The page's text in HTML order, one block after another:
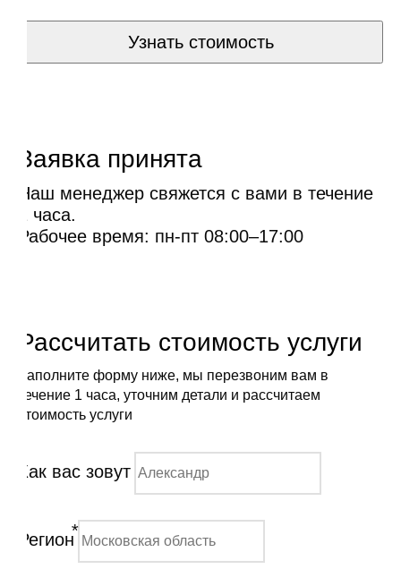
Узнать стоимость
Заявка принята
Наш менеджер свяжется с вами в течение
1 часа.
Рабочее время: пн-пт 08:00–17:00
Рассчитать стоимость услуги
Заполните форму ниже, мы перезвоним вам в
течение 1 часа, уточним детали и рассчитаем
стоимость услуги
Как вас зовут
Регион*